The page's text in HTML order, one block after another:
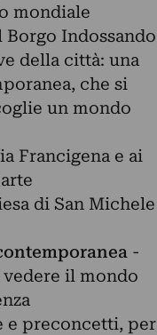
mondiale
Borgo Indossando
della città: una
che si
un mondo
Francigena e ai
di San Michele
-
vedere il mondo
e preconcetti, per